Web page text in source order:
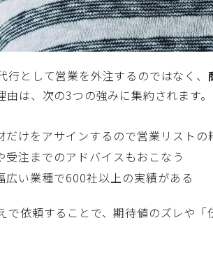
として営業を外注するのではなく、
は、次の3つの強みに集約されます。
だけをアサインするので営業リストの
注までのアドバイスもおこなう
広い業種で600社以上の実績がある
で依頼することで、期待値のズレや